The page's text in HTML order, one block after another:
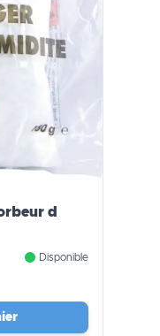
d
Disponible